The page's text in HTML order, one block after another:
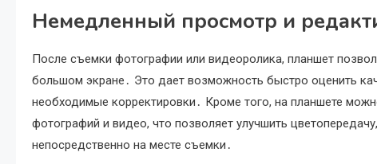
Немедленный просмотр и
После съемки фотографии или видеоролика, планшет
большом экране․ Это дает возможность быстро оценить
необходимые корректировки․ Кроме того, на планшете
фотографий и видео, что позволяет улучшить
непосредственно на месте съемки․